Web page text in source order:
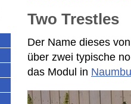
Two Trestles
Der Name dieses
über zwei typische
das Modul in